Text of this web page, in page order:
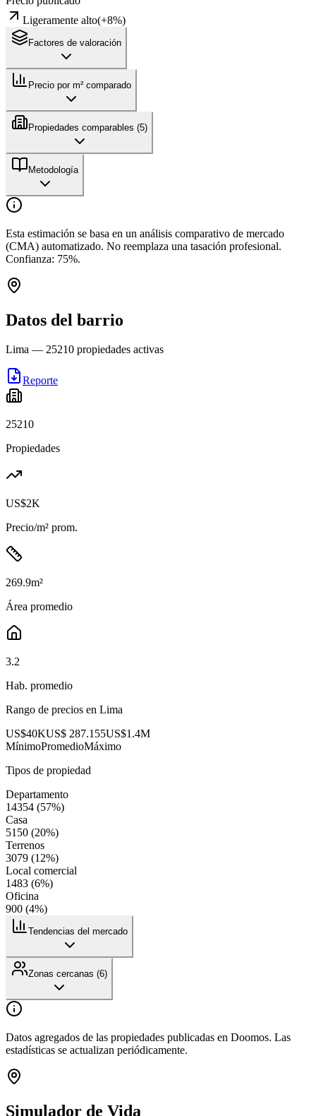
Ligeramente alto(+8%)
Factores de valoración
Precio por m² comparado
Propiedades comparables (5)
Metodología
Esta estimación se basa en un análisis comparativo de mercado
(CMA) automatizado. No reemplaza una tasación profesional.
Confianza: 75%.
Datos del barrio
Lima — 25210 propiedades activas
Reporte
25210
Propiedades
US$2K
Precio/m² prom.
269.9m²
Área promedio
3.2
Hab. promedio
Rango de precios en Lima
US$40KUS$ 287.155US$1.4M
MínimoPromedioMáximo
Tipos de propiedad
Departamento
14354 (57%)
Casa
5150 (20%)
Terrenos
3079 (12%)
Local comercial
1483 (6%)
Oficina
900 (4%)
Tendencias del mercado
Zonas cercanas (6)
Datos agregados de las propiedades publicadas en Doomos. Las
estadísticas se actualizan periódicamente.
Simulador de Vida